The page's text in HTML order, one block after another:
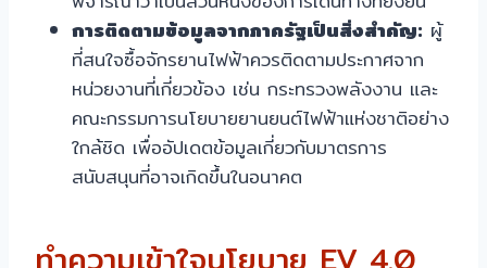
การติดตามข้อมูลจากภาครัฐเป็นสิ่งสำคัญ: ผู้
ที่สนใจซื้อจักรยานไฟฟ้าควรติดตามประกาศจาก
หน่วยงานที่เกี่ยวข้อง เช่น กระทรวงพลังงาน และ
คณะกรรมการนโยบายยานยนต์ไฟฟ้าแห่งชาติอย่าง
ใกล้ชิด เพื่ออัปเดตข้อมูลเกี่ยวกับมาตรการ
สนับสนุนที่อาจเกิดขึ้นในอนาคต